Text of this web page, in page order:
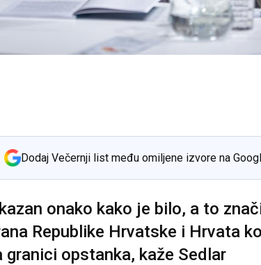
Dodaj Večernji list među omiljene izvore na
onako kako je bilo, a to
Republike Hrvatske i Hrvata
granici opstanka, kaže Sedlar